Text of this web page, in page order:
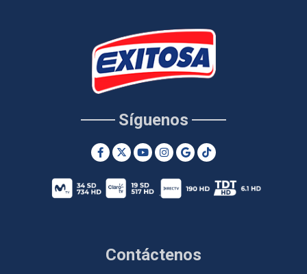
Contáctenos
Síguenos